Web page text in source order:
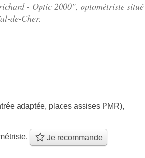
- Optic 2000", optométriste situé
de-Cher.
adaptée, places assises PMR),
Je recommande